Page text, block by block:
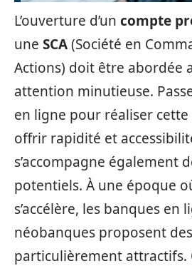
L’ouverture d’un compte
une SCA(Société en
Actions) doit être abordée
attention minutieuse.
en ligne pour réaliser
offrir rapidité et
s’accompagne également
potentiels. À une époque
s’accélère, les banques en
néobanques proposent
particulièrement attractifs.